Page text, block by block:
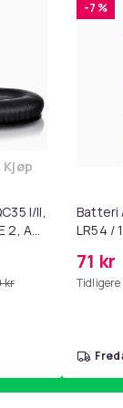
1080p i
I/II,
2, AE
kr
Legg Øreputer for
Kjøp
-7 %
Batteri
LR54 /
71 kr
Tidligere